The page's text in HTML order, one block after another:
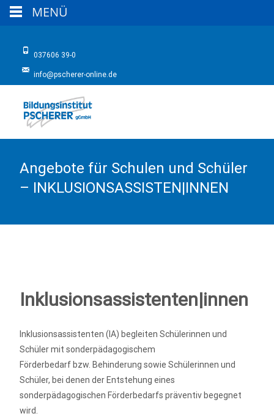
037606 39-0
info@pscherer-online.de
Angebote für Schulen und Schüler
– INKLUSIONSASSISTEN|INNEN
Inklusionsassistenten|innen
Inklusionsassistenten (IA) begleiten Schülerinnen und
Schüler mit sonderpädagogischem
Förderbedarf bzw. Behinderung sowie Schülerinnen und
Schüler, bei denen der Entstehung eines
sonderpädagogischen Förderbedarfs präventiv begegnet
wird.
MENÜ